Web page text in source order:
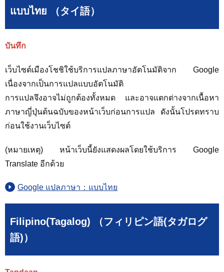
แบบไทย （タイ語）
บันทึก
เว็บไซต์เมืองโชชิใช้บริการแปลภาษาอัตโนมัติจาก Google
เนื่องจากเป็นการแปลแบบอัตโนมัติ
การแปลจึงอาจไม่ถูกต้องทั้งหมด และอาจแตกต่างจากเนื้อหา
ภาษาญี่ปุ่นต้นฉบับของหน้าเว็บก่อนการแปล ดังนั้นโปรดทราบ
ก่อนใช้งานเว็บไซต์
(หมายเหตุ) หน้าเว็บนี้ยังแสดงผลโดยใช้บริการ Google
Translate อีกด้วย
Google แปลภาษา：แบบไทย
Filipino(Tagalog) （フィリピン語(タガログ
語)）